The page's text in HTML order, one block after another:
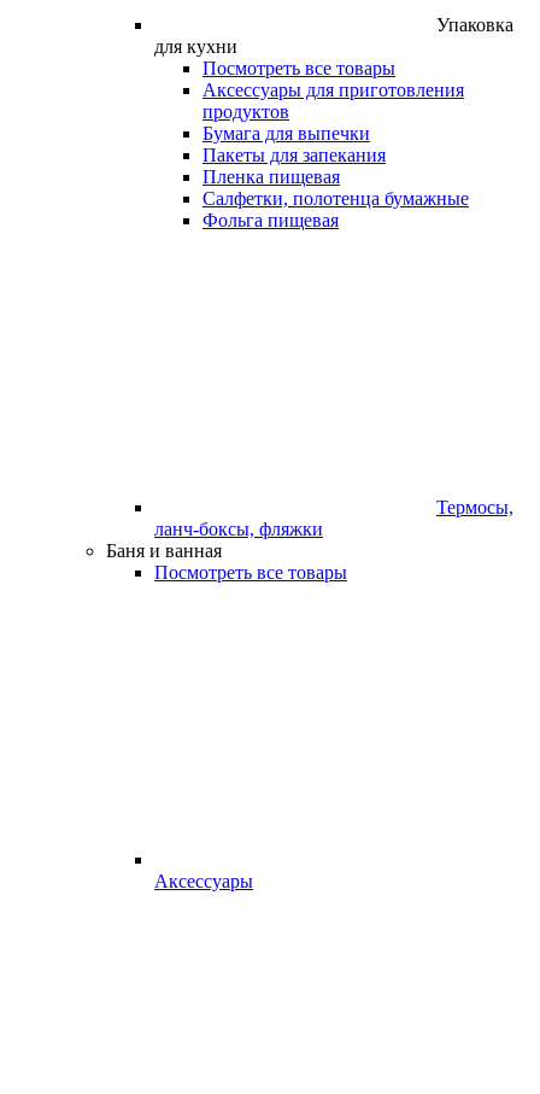
Упаковка
для кухни
Посмотреть все товары
Аксессуары для приготовления
продуктов
Бумага для выпечки
Пакеты для запекания
Пленка пищевая
Салфетки, полотенца бумажные
Фольга пищевая
Термосы,
ланч-боксы, фляжки
Баня и ванная
Посмотреть все товары
Аксессуары